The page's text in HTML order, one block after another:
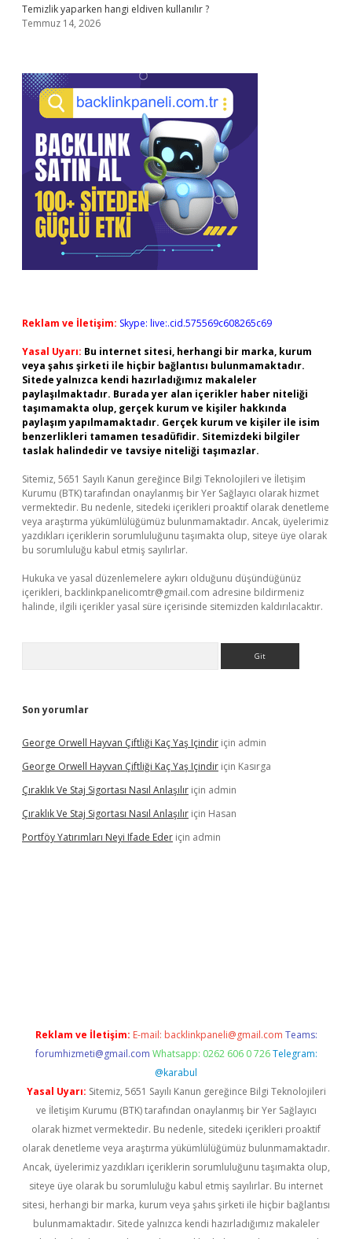
Temizlik yaparken hangi eldiven kullanılır ?
Temmuz 14, 2026
Reklam ve İletişim: Skype: live:.cid.575569c608265c69
Yasal Uyarı: Bu internet sitesi, herhangi bir marka, kurum
veya şahıs şirketi ile hiçbir bağlantısı bulunmamaktadır.
Sitede yalnızca kendi hazırladığımız makaleler
paylaşılmaktadır. Burada yer alan içerikler haber niteliği
taşımamakta olup, gerçek kurum ve kişiler hakkında
paylaşım yapılmamaktadır. Gerçek kurum ve kişiler ile isim
benzerlikleri tamamen tesadüfidir. Sitemizdeki bilgiler
taslak halindedir ve tavsiye niteliği taşımazlar.
Sitemiz, 5651 Sayılı Kanun gereğince Bilgi Teknolojileri ve İletişim
Kurumu (BTK) tarafından onaylanmış bir Yer Sağlayıcı olarak hizmet
vermektedir. Bu nedenle, sitedeki içerikleri proaktif olarak denetleme
veya araştırma yükümlülüğümüz bulunmamaktadır. Ancak, üyelerimiz
yazdıkları içeriklerin sorumluluğunu taşımakta olup, siteye üye olarak
bu sorumluluğu kabul etmiş sayılırlar.
Hukuka ve yasal düzenlemelere aykırı olduğunu düşündüğünüz
içerikleri, backlinkpanelicomtr@gmail.com adresine bildirmeniz
halinde, ilgili içerikler yasal süre içerisinde sitemizden kaldırılacaktır.
Son yorumlar
George Orwell Hayvan Çiftliği Kaç Yaş Içindir için admin
George Orwell Hayvan Çiftliği Kaç Yaş Içindir için Kasırga
Çıraklık Ve Staj Sigortası Nasıl Anlaşılır için admin
Çıraklık Ve Staj Sigortası Nasıl Anlaşılır için Hasan
Portföy Yatırımları Neyi Ifade Eder için admin
Reklam ve İletişim: E-mail: backlinkpaneli@gmail.com Teams:
forumhizmeti@gmail.com Whatsapp: 0262 606 0 726 Telegram:
@karabul
Yasal Uyarı: Sitemiz, 5651 Sayılı Kanun gereğince Bilgi Teknolojileri
ve İletişim Kurumu (BTK) tarafından onaylanmış bir Yer Sağlayıcı
olarak hizmet vermektedir. Bu nedenle, sitedeki içerikleri proaktif
olarak denetleme veya araştırma yükümlülüğümüz bulunmamaktadır.
Ancak, üyelerimiz yazdıkları içeriklerin sorumluluğunu taşımakta olup,
siteye üye olarak bu sorumluluğu kabul etmiş sayılırlar. Bu internet
sitesi, herhangi bir marka, kurum veya şahıs şirketi ile hiçbir bağlantısı
bulunmamaktadır. Sitede yalnızca kendi hazırladığımız makaleler